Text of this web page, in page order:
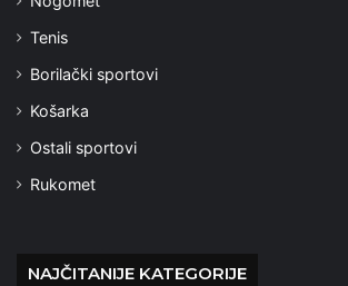
Tenis
Borilački sportovi
Košarka
Ostali sportovi
Rukomet
NAJČITANIJE KATEGORIJE